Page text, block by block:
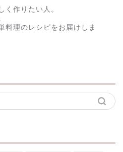
く作りたい人。
料理のレシピをお届けしま